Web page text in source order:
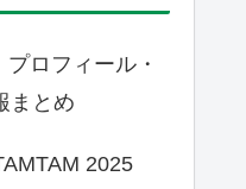
ロフィール・
まとめ
2025